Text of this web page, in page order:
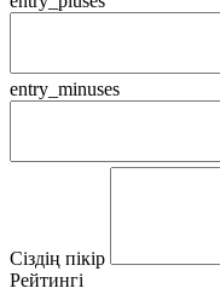
entry_minuses
Сіздің пікір
Рейтингі